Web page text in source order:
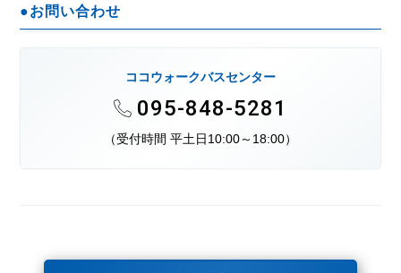
●お問い合わせ
ココウォークバスセンター
095-848-5281
（受付時間 平土日10:00～18:00）